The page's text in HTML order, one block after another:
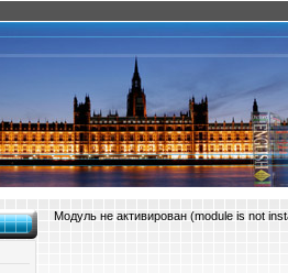
Модуль не активирован (module is not